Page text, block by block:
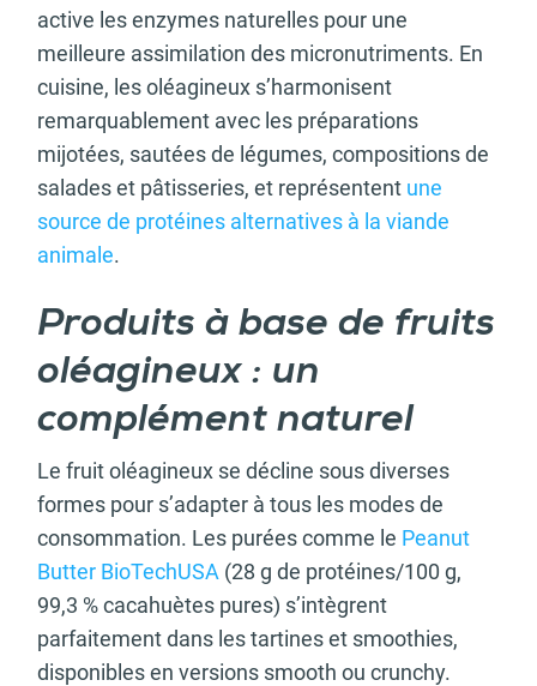
active les enzymes naturelles pour une
meilleure assimilation des micronutriments. En
cuisine, les oléagineux s’harmonisent
remarquablement avec les préparations
mijotées, sautées de légumes, compositions de
salades et pâtisseries, et représentent une
source de protéines alternatives à la viande
animale.
Produits à base de fruits
oléagineux : un
complément naturel
Le fruit oléagineux se décline sous diverses
formes pour s’adapter à tous les modes de
consommation. Les purées comme le Peanut
Butter BioTechUSA (28 g de protéines/100 g,
99,3 % cacahuètes pures) s’intègrent
parfaitement dans les tartines et smoothies,
disponibles en versions smooth ou crunchy.